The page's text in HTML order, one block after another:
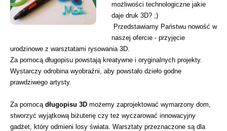
możliwości technologiczne jakie
daje druk 3D? ;)
Przedstawiamy Państwu nowość w
naszej ofercie - przyjęcie
urodzinowe z warsztatami rysowania 3D.
Za pomocą długopisu powstają kreatywne i oryginalnych projekty.
Wystarczy odrobina wyobraźni, aby powstało dzieło godne
prawdziwego artysty.
Za pomocą długopisu 3D możemy zaprojektować wymarzony dom,
stworzyć wyjątkową biżuterię czy też wyczarować innowacyjny
gadżet, który odmieni losy świata. Warsztaty przeznaczone są dla